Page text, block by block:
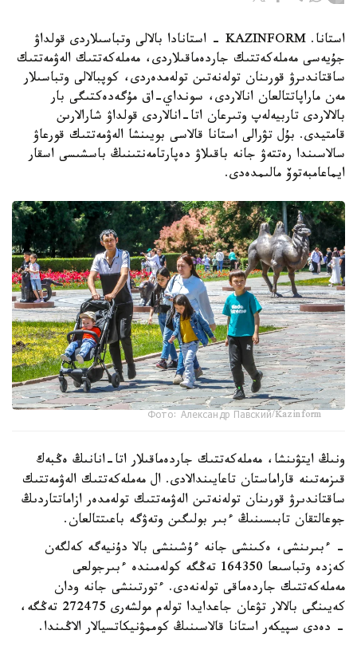
استانا. KAZINFORM - استانادا بالالى وتباسىلاردى قولداۋ
جۇيەسى مەملەكەتتىك جاردەماقىلاردى، مەملەكەتتىك الەۋمەتتىك
ساقتاندىرۋ قورىنان تولەنەتىن تولەمدەردى، كوپبالالى وتباسىلار
مەن ماراپاتتالعان انالاردى، سونداي-اق مۇگەدەكتىگى بار
بالالاردى تاربيەلەپ وتىرعان اتا-انالاردى قولداۋ شارالارىن
قامتيدى. بۇل تۋرالى استانا قالاسى بويىنشا الەۋمەتتىك قورعاۋ
سالاسىندا رەتتەۋ جانە باقىلاۋ دەپارتامەنتىنىڭ باسشىسى اسقار
ايماعامبەتوۆ مالىمدەدى.
Фото: Александр Павский/Kazinform
ونىڭ ايتۋىنشا، مەملەكەتتىك جاردەماقىلار اتا-انانىڭ ەڭبەك
قىزمەتىنە قاراماستان تاعايىندالادى. ال مەملەكەتتىك الەۋمەتتىك
ساقتاندىرۋ قورىنان تولەنەتىن الەۋمەتتىك تولەمدەر ازاماتتاردىڭ
جوعالتقان تابىسىنىڭ ءبىر بولىگىن وتەۋگە باعىتتالعان.
- ءبىرىنشى، ەكىنشى جانە ءۇشىنشى بالا دۇنيەگە كەلگەن
كەزدە وتباسىعا 164350 تەڭگە كولەمىندە ءبىرجولعى
مەملەكەتتىك جاردەماقى تولەنەدى. ءتورتىنشى جانە ودان
كەيىنگى بالالار تۋعان جاعدايدا تولەم مولشەرى 272475 تەڭگە،
- دەدى سپيكەر استانا قالاسىنىڭ كوممۋنيكاتسيالار الاڭىندا.